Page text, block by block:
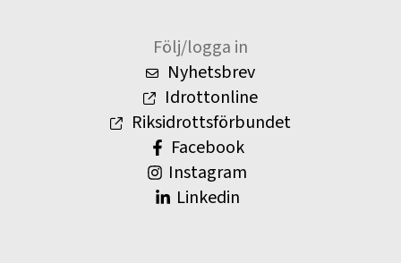
Följ/logga in
Nyhetsbrev
Idrottonline
Riksidrottsförbundet
Facebook
Instagram
Linkedin